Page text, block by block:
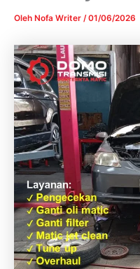
Oleh Nofa Writer /01/06/2026